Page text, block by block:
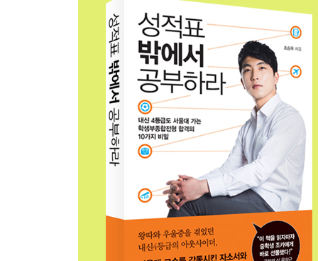
7장. 꿈을 향한 특별한 도전
역사를 위해 무엇을 할 것인가
고2 겨울방학, 일본 탐방을 결심하다
6박 7일간의 일본 자유여행
살아있는 공부를 하다
학/종/이 10단계 전략 7-희망하는 학교, 학과의 홈
8장. 자소서와 면접으로 나의 가치를 증명하다
수능 공부 vs 수시 준비
한 편의 광고 만들기
학/종/이 10단계 전략 8-한 달에 한 번은 교무실의
학/종/이 10단계 전략 9-자기소개서를 구성하는 5
마지막 일주일의 노력